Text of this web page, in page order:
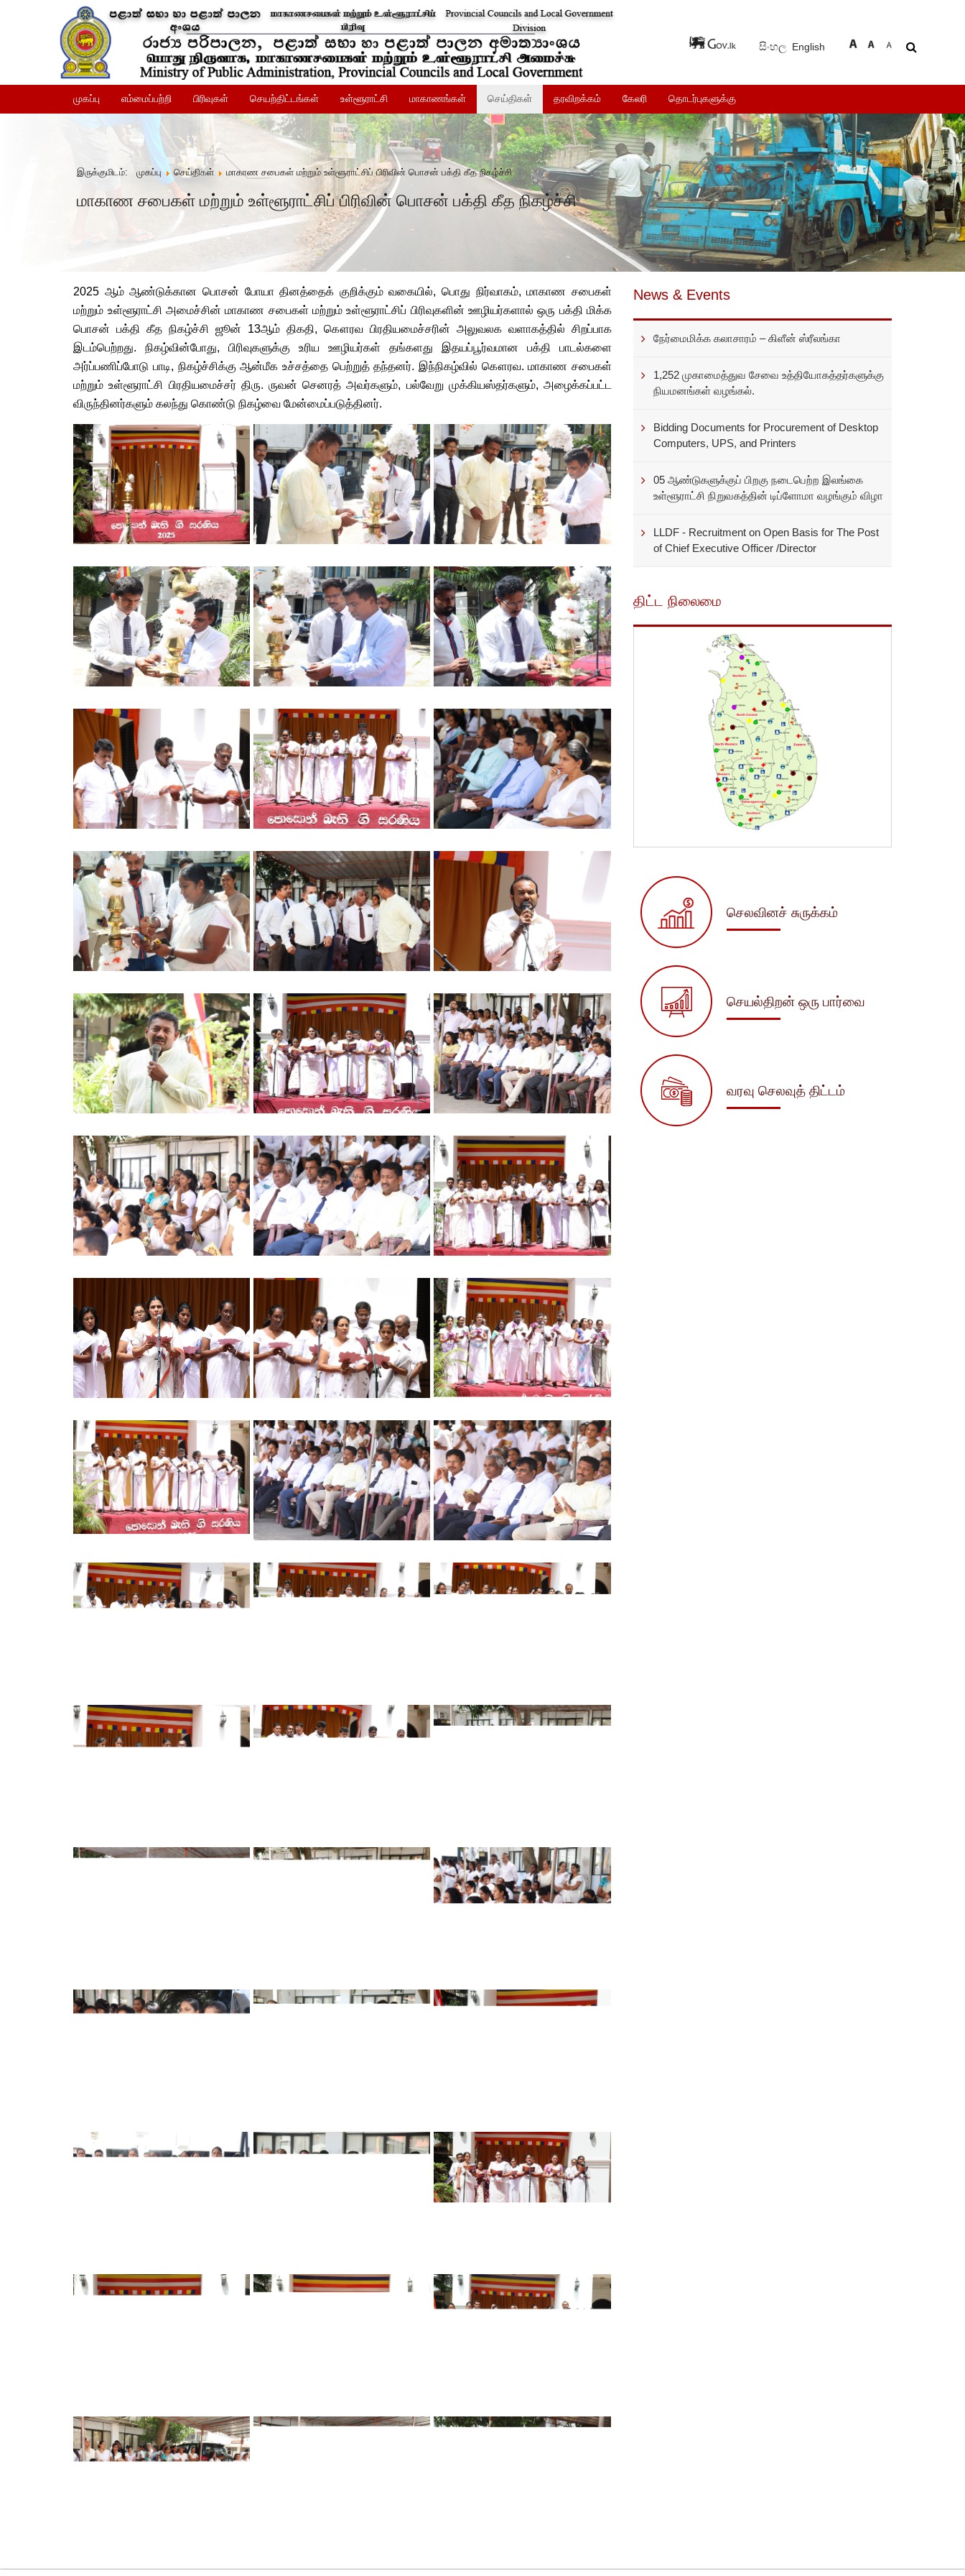
සිංහල English
முகப்பு எம்மைப்பற்றி பிரிவுகள் செயற்திட்டங்கள் உள்ளூராட்சி மாகாணங்கள் செய்திகள் தரவிறக்கம் கேலரி தொடர்புகளுக்கு
இருக்குமிடம்: முகப்பு செய்திகள் மாகாண சபைகள் மற்றும் உள்ளூராட்சிப் பிரிவின் பொசன் பக்தி கீத நிகழ்ச்சி
மாகாண சபைகள் மற்றும் உள்ளூராட்சிப் பிரிவின் பொசன் பக்தி கீத நிகழ்ச்சி
2025 ஆம் ஆண்டுக்கான பொசன் போயா தினத்தைக் குறிக்கும் வகையில், பொது நிர்வாகம், மாகாண சபைகள்
மற்றும் உள்ளூராட்சி அமைச்சின் மாகாண சபைகள் மற்றும் உள்ளூராட்சிப் பிரிவுகளின் ஊழியர்களால் ஒரு பக்தி மிக்க
பொசன் பக்தி கீத நிகழ்ச்சி ஜூன் 13ஆம் திகதி, கௌரவ பிரதியமைச்சரின் அலுவலக வளாகத்தில் சிறப்பாக
இடம்பெற்றது. நிகழ்வின்போது, பிரிவுகளுக்கு உரிய ஊழியர்கள் தங்களது இதயப்பூர்வமான பக்தி பாடல்களை
அர்ப்பணிப்போடு பாடி, நிகழ்ச்சிக்கு ஆன்மீக உச்சத்தை பெற்றுத் தந்தனர். இந்நிகழ்வில் கௌரவ. மாகாண சபைகள்
மற்றும் உள்ளூராட்சி பிரதியமைச்சர் திரு. ருவன் செனரத் அவர்களும், பல்வேறு முக்கியஸ்தர்களும், அழைக்கப்பட்ட
விருந்தினர்களும் கலந்து கொண்டு நிகழ்வை மேன்மைப்படுத்தினர்.
News & Events
நேர்மைமிக்க கலாசாரம் – கிளீன் ஸ்ரீலங்கா
1,252 முகாமைத்துவ சேவை உத்தியோகத்தர்களுக்கு
நியமனங்கள் வழங்கல்.
Bidding Documents for Procurement of Desktop
Computers, UPS, and Printers
05 ஆண்டுகளுக்குப் பிறகு நடைபெற்ற இலங்கை
உள்ளூராட்சி நிறுவகத்தின் டிப்ளோமா வழங்கும் விழா
LLDF - Recruitment on Open Basis for The Post
of Chief Executive Officer /Director
திட்ட நிலைமை
செலவினச் சுருக்கம்
செயல்திறன் ஒரு பார்வை
வரவு செலவுத் திட்டம்